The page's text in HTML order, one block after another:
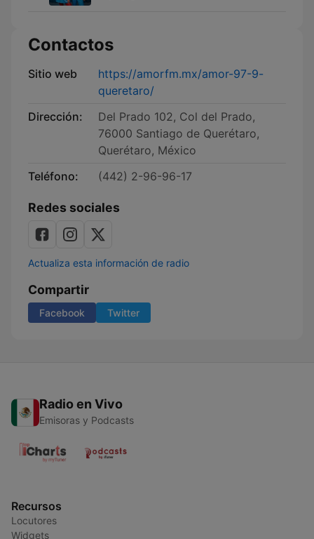
Contactos
Sitio web
https://amorfm.mx/amor-97-9-
queretaro/
Dirección:
Del Prado 102, Col del Prado,
76000 Santiago de Querétaro,
Querétaro, México
Teléfono:
(442) 2-96-96-17
Redes sociales
Actualiza esta información de radio
Compartir
Facebook Twitter
Radio en Vivo
Emisoras y Podcasts
Recursos
Locutores
Widgets